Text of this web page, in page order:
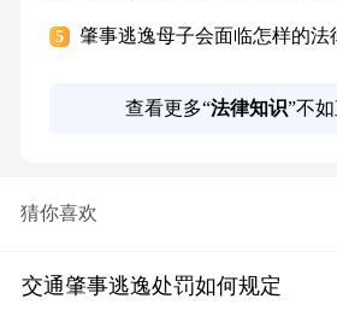
5 肇事逃逸母子会面临怎样的法
查看更多“法律知识”不如
猜你喜欢
交通肇事逃逸处罚如何规定